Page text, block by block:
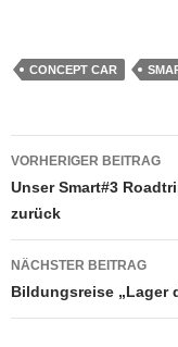
CONCEPT CAR
VORHERIGER BEITRAG
Unser Smart#3
zurück
NÄCHSTER BEITRAG
Bildungsreise „Lager